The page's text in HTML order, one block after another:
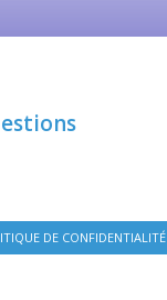
DE CONFIDENTIALITÉ